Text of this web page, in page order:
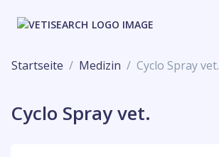
Startseite Medizin Cyclo Spray vet.
Cyclo Spray vet.